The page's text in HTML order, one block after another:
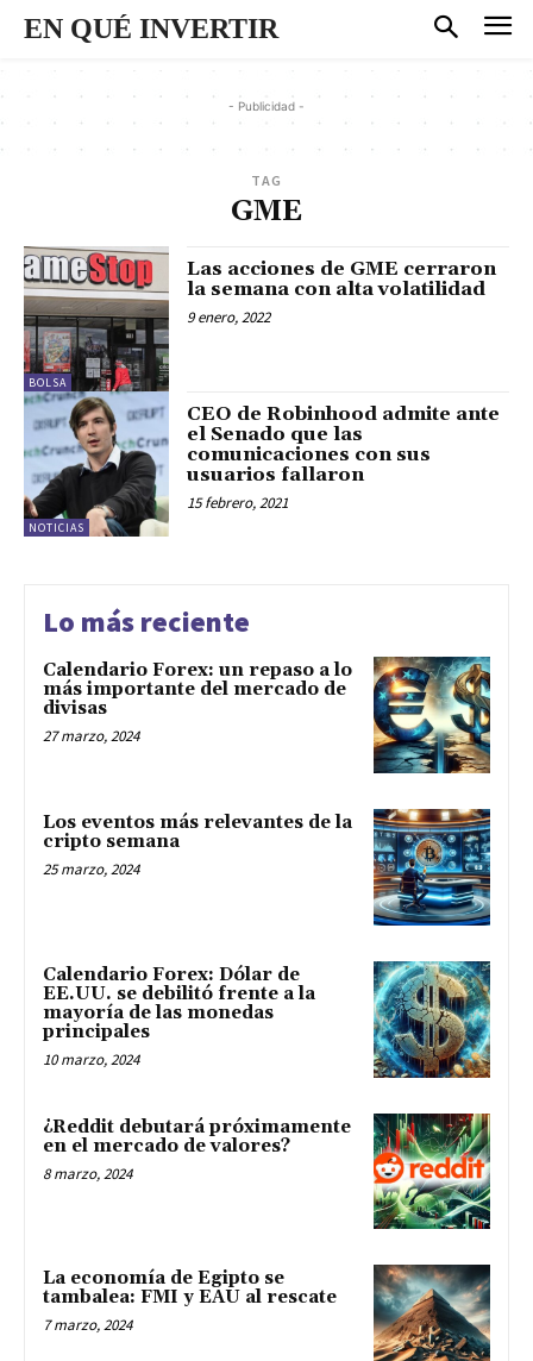
EN QUÉ INVERTIR
- Publicidad -
TAG
GME
BOLSA
Las acciones de GME cerraron
la semana con alta volatilidad
9 enero, 2022
NOTICIAS
CEO de Robinhood admite ante
el Senado que las
comunicaciones con sus
usuarios fallaron
15 febrero, 2021
Lo más reciente
Calendario Forex: un repaso a lo
más importante del mercado de
divisas
27 marzo, 2024
Los eventos más relevantes de la
cripto semana
25 marzo, 2024
Calendario Forex: Dólar de
EE.UU. se debilitó frente a la
mayoría de las monedas
principales
10 marzo, 2024
¿Reddit debutará próximamente
en el mercado de valores?
8 marzo, 2024
La economía de Egipto se
tambalea: FMI y EAU al rescate
7 marzo, 2024